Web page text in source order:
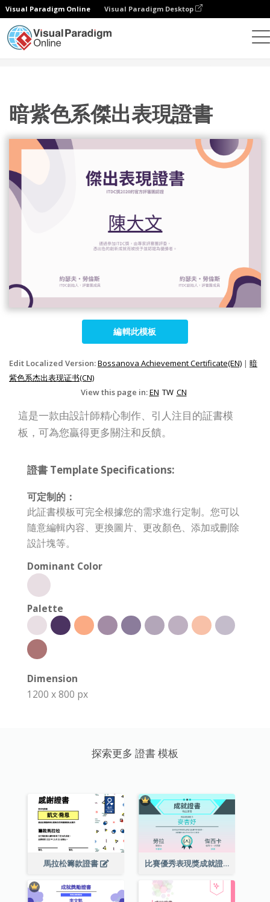
Visual Paradigm Online Visual Paradigm Desktop
暗紫色系傑出表現證書
編輯此模板
Edit Localized Version:Bossanova Achievement Certificate(EN) | 暗
紫色系杰出表现证书(CN)
View this page in:EN TW CN
這是一款由設計師精心制作、引人注目的証書模
板，可為您贏得更多關注和反饋。
證書 Template Specifications:
可定制的：
此証書模板可完全根據您的需求進行定制。您可以
隨意編輯內容、更換圖片、更改顏色、添加或刪除
設計塊等。
Dominant Color
Palette
Dimension
1200 x 800 px
探索更多 證書 模板
馬拉松籌款證書 比賽優秀表現獎成就證書